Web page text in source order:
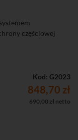
częściowej
Kod: G2023
848,70 zł
690,00 zł netto